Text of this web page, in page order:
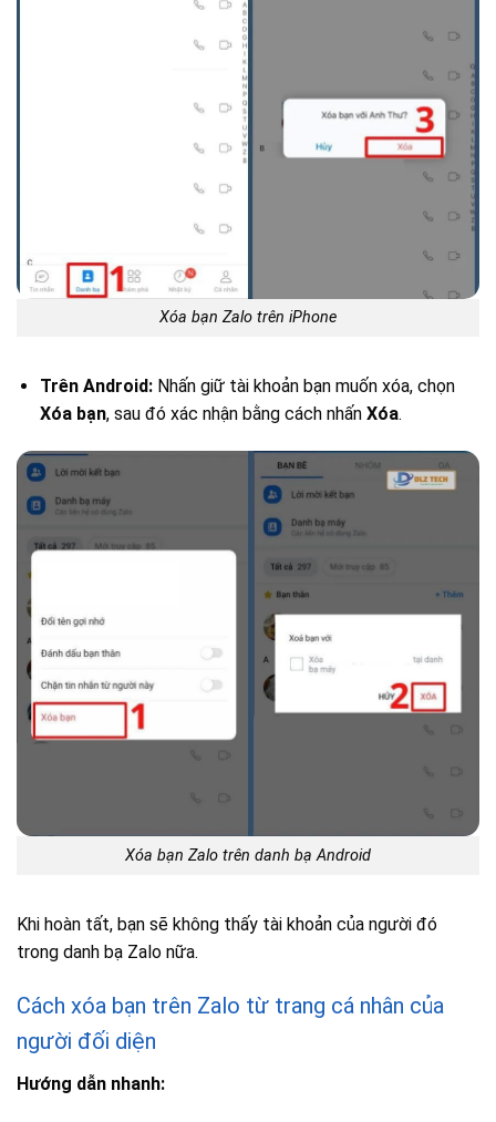
Xóa bạn Zalo trên iPhone
Trên Android:Nhấn giữ tài khoản bạn muốn xóa, chọn
Xóa bạn, sau đó xác nhận bằng cách nhấn Xóa.
Xóa bạn Zalo trên danh bạ Android
Khi hoàn tất, bạn sẽ không thấy tài khoản của người đó
trong danh bạ Zalo nữa.
Cách xóa bạn trên Zalo từ trang cá nhân của
người đối diện
Hướng dẫn nhanh: